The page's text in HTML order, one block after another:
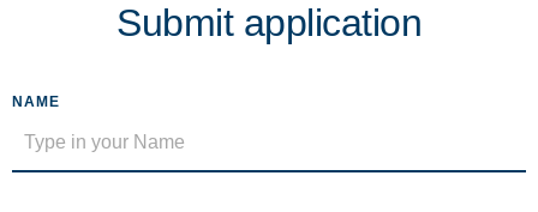
Submit application
NAME